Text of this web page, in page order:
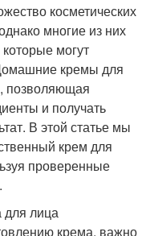
косметических
многие из них
могут
кремы для
позволяющая
и получать
В этой статье мы
крем для
проверенные
лица
крема, важно